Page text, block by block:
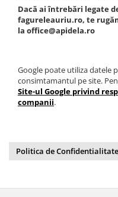
Dacă ai întrebări legate
fagureleauriu.ro, te
la office@apidela.ro
Google poate utiliza datele
consimtamantul pe site.
Site-ul Google privind
companii.
Politica de Confidentialitate